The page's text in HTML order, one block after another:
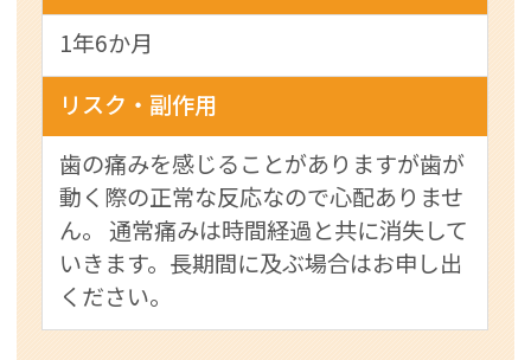
1年6か月
リスク・副作用
歯の痛みを感じることがありますが歯が
動く際の正常な反応なので心配ありませ
ん。 通常痛みは時間経過と共に消失して
いきます。長期間に及ぶ場合はお申し出
ください。